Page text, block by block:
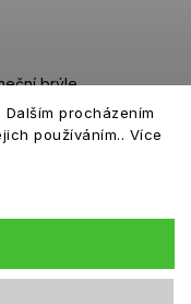
procházením
používáním.. Více
brýle
čočky
práva vyhrazena.